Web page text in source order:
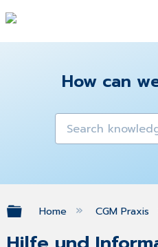
How can
Expand/
Home CGM Praxis